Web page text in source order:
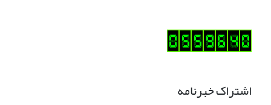
اشتراک خبرنامه